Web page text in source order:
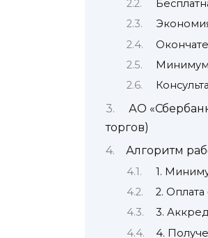
АО
торгов)
Алгоритм
1.
2. Оплата
3.
4.